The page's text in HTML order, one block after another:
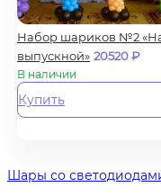
Набор шариков №2
выпускной» 20520₽
В наличии
Купить
Шары со